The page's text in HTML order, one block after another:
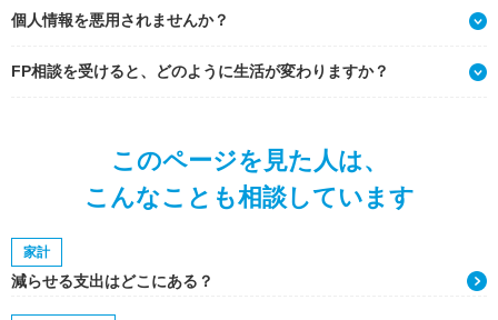
個人情報を悪用されませんか？
FP相談を受けると、どのように生活が変わりますか？
このページを見た人は、
こんなことも相談しています
家計
減らせる支出はどこにある？